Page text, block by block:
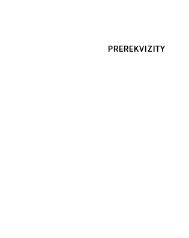
PREREKVIZITY